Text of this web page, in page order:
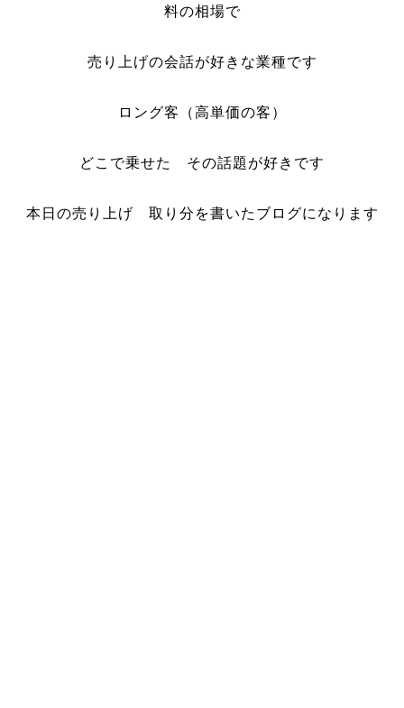
料の相場で
売り上げの会話が好きな業種です
ロング客（高単価の客）
どこで乗せた その話題が好きです
本日の売り上げ 取り分を書いたブログになります